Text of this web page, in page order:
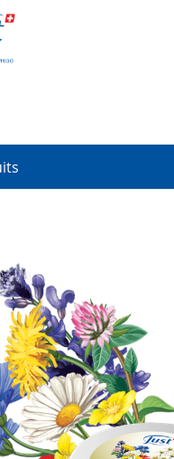
Devenir
Guides
Light
de cheveux